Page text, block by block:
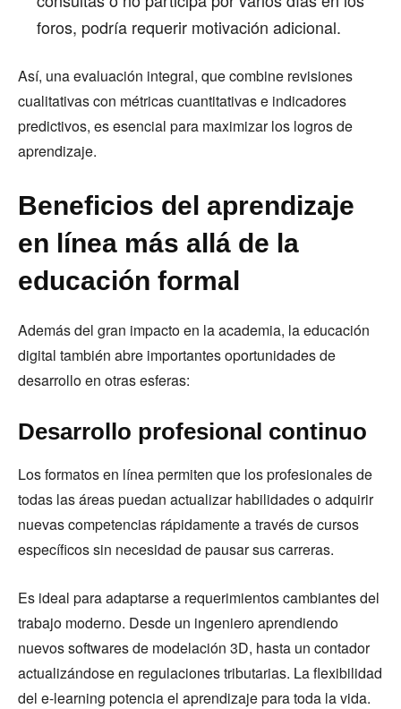
foros, podría requerir motivación adicional.
Así, una evaluación integral, que combine revisiones
cualitativas con métricas cuantitativas e indicadores
predictivos, es esencial para maximizar los logros de
aprendizaje.
Beneficios del aprendizaje
en línea más allá de la
educación formal
Además del gran impacto en la academia, la educación
digital también abre importantes oportunidades de
desarrollo en otras esferas:
Desarrollo profesional continuo
Los formatos en línea permiten que los profesionales de
todas las áreas puedan actualizar habilidades o adquirir
nuevas competencias rápidamente a través de cursos
específicos sin necesidad de pausar sus carreras.
Es ideal para adaptarse a requerimientos cambiantes del
trabajo moderno. Desde un ingeniero aprendiendo
nuevos softwares de modelación 3D, hasta un contador
actualizándose en regulaciones tributarias. La flexibilidad
del e-learning potencia el aprendizaje para toda la vida.